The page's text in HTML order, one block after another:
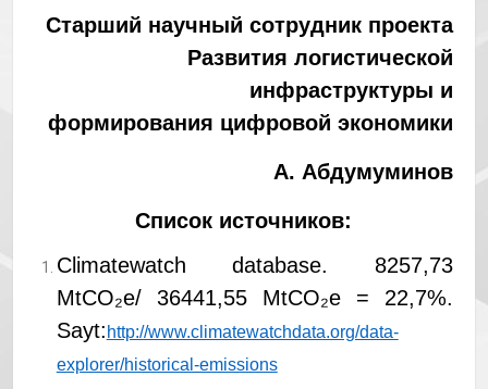
Старший научный сотрудник проекта
Развития логистической
инфраструктуры и
формирования цифровой экономики
А. Абдумуминов
Список источников:
Climatewatch database. 8257,73
MtCO₂e/ 36441,55 MtCO₂e = 22,7%.
Sayt: http://www.climatewatchdata.org/data-
explorer/historical-emissions